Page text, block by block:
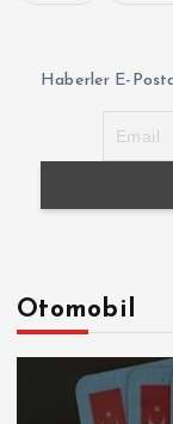
Haberler E-
Otomobil